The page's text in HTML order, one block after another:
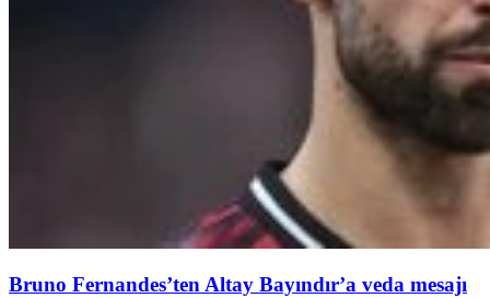
Bruno Fernandes’ten Altay Bayındır’a veda mesajı